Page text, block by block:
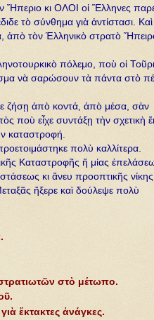
Ἤπεριο κι ΟΛΟΙ οἱ Ἕλληνες
τὸ σύνθημα γιὰ ἀντίστασι. Καὶ
ἀπὸ τὸν Ἑλληνικὸ στρατὸ
πόλεμο, ποὺ οἱ
νὰ σαρώσουν τὰ πάντα στὸ
ζήσῃ ἀπὸ κοντά, ἀπὸ μέσα, σὰν
ποὺ εἶχε συντάξῃ τὴν σχετικὴ
καταστροφή.
πολὺ καλλίτερα.
Καταστροφῆς ἤ μίας
κι ἄνευ προοπτικῆς
ἤξερε καὶ δούλεψε πολὺ
στὸ μέτωπο.
ἔκτακτες ἀνάγκες.